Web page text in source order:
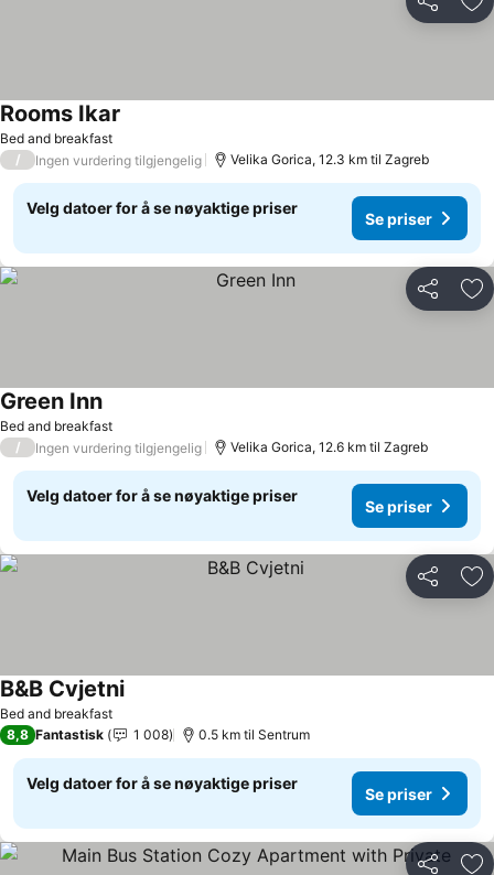
Del
Bed and breakfast
Rooms Ikar
/ Ingen vurdering tilgjengelig Velika Gorica, 12.3 km til Zagreb
Velg datoer for å se nøyaktige priser
Se priser
Del
Bed and breakfast
Green Inn
/ Ingen vurdering tilgjengelig Velika Gorica, 12.6 km til Zagreb
Velg datoer for å se nøyaktige priser
Se priser
Del
Bed and breakfast
B&B Cvjetni
8,8 Fantastisk 1 008 0.5 km til Sentrum
Velg datoer for å se nøyaktige priser
Se priser